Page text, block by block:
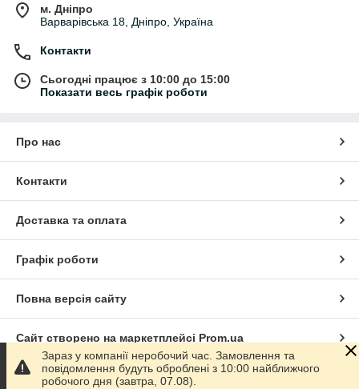
Що входить у категорію «Комбіновані
ключі»
• комбіновані гайкові ключі
• набори комбінованих ключів
• ключі з тріскачкою
• подовжені комбіновані ключі
• професійні ключі для СТО
• метричні комбіновані ключі
• дюймові комбіновані ключі
Для чого використовуються
комбіновані ключі
Комбіновані ключі застосовуються для:
• ремонту автомобілів
• монтажних та слюсарних робіт
• будівельних робіт
• ремонту обладнання
• домашнього ремонту
м. Дніпро
Варварівська 18, Дніпро, Україна
Контакти
Сьогодні працює з 10:00 до 15:00
Показати весь графік роботи
Про нас
Контакти
Доставка та оплата
Графік роботи
Повна версія сайту
Сайт створено на маркетплейсі Prom.ua
Політика конфіденційності
Зараз у компанії неробочий час. Замовлення та
повідомлення будуть оброблені з 10:00 найближчого
робочого дня (завтра, 07.08).